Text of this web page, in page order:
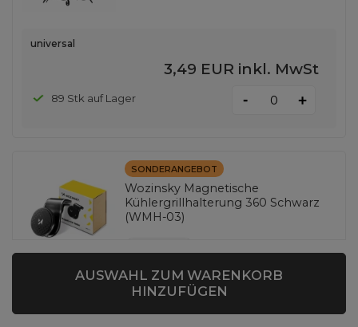
universal
3,49 EUR inkl. MwSt
89 Stk auf Lager - +
SONDERANGEBOT
Wozinsky Magnetische
Kühlergrillhalterung 360 Schwarz
(WMH-03)
EAN: 5907769300325
Menge in einer Sammelverpackung:
AUSWAHL ZUM WARENKORB
HINZUFÜGEN